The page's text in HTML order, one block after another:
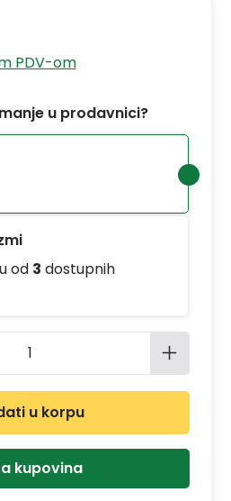
PDV-om
u prodavnici?
od 3 dostupnih
Unesite
u korpu
kupovina